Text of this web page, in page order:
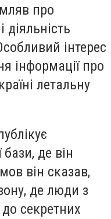
про
діяльність
інтерес
інформації про
летальну
де він
він сказав,
де люди з
секретних